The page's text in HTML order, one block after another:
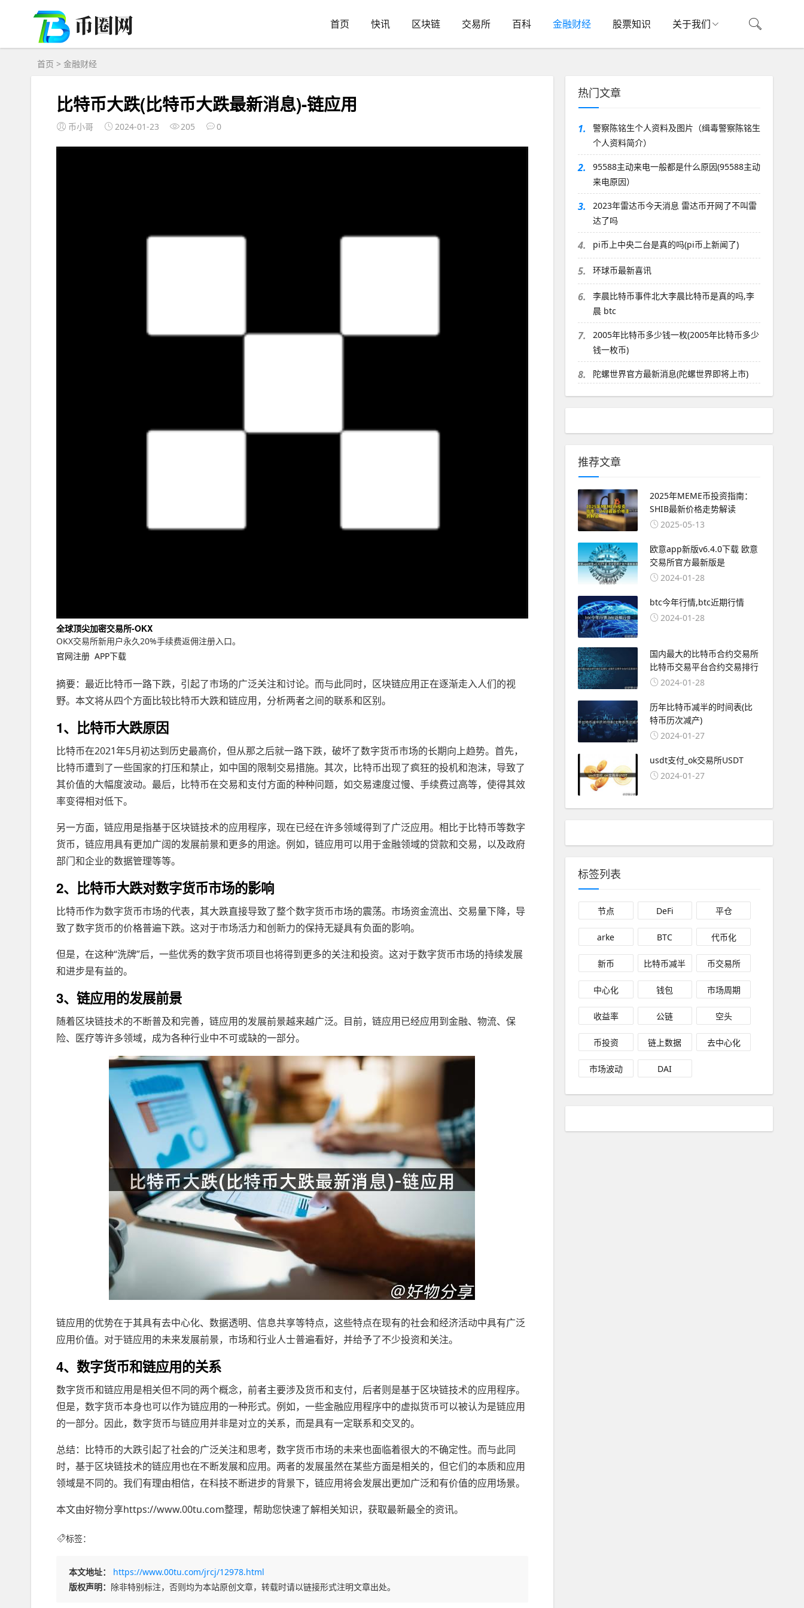
首页 快讯 区块链 交易所 百科 金融财经 股票知识 关于我们
首页 > 金融财经
比特币大跌(比特币大跌最新消息)-链应用
币小哥 2024-01-23 205 0
全球顶尖加密交易所-OKX
OKX交易所新用户永久20%手续费返佣注册入口。
官网注册 APP下载
摘要：最近比特币一路下跌，引起了市场的广泛关注和讨论。而与此同时，区块链应用正在逐渐走入人们的视
野。本文将从四个方面比较比特币大跌和链应用，分析两者之间的联系和区别。
1、比特币大跌原因
比特币在2021年5月初达到历史最高价，但从那之后就一路下跌，破坏了数字货币市场的长期向上趋势。首先，
比特币遭到了一些国家的打压和禁止，如中国的限制交易措施。其次，比特币出现了疯狂的投机和泡沫，导致了
其价值的大幅度波动。最后，比特币在交易和支付方面的种种问题，如交易速度过慢、手续费过高等，使得其效
率变得相对低下。
另一方面，链应用是指基于区块链技术的应用程序，现在已经在许多领域得到了广泛应用。相比于比特币等数字
货币，链应用具有更加广阔的发展前景和更多的用途。例如，链应用可以用于金融领域的贷款和交易，以及政府
部门和企业的数据管理等等。
2、比特币大跌对数字货币市场的影响
比特币作为数字货币市场的代表，其大跌直接导致了整个数字货币市场的震荡。市场资金流出、交易量下降，导
致了数字货币的价格普遍下跌。这对于市场活力和创新力的保持无疑具有负面的影响。
但是，在这种“洗牌”后，一些优秀的数字货币项目也将得到更多的关注和投资。这对于数字货币市场的持续发展
和进步是有益的。
3、链应用的发展前景
随着区块链技术的不断普及和完善，链应用的发展前景越来越广泛。目前，链应用已经应用到金融、物流、保
险、医疗等许多领域，成为各种行业中不可或缺的一部分。
链应用的优势在于其具有去中心化、数据透明、信息共享等特点，这些特点在现有的社会和经济活动中具有广泛
应用价值。对于链应用的未来发展前景，市场和行业人士普遍看好，并给予了不少投资和关注。
4、数字货币和链应用的关系
数字货币和链应用是相关但不同的两个概念，前者主要涉及货币和支付，后者则是基于区块链技术的应用程序。
但是，数字货币本身也可以作为链应用的一种形式。例如，一些金融应用程序中的虚拟货币可以被认为是链应用
的一部分。因此，数字货币与链应用并非是对立的关系，而是具有一定联系和交叉的。
总结：比特币的大跌引起了社会的广泛关注和思考，数字货币市场的未来也面临着很大的不确定性。而与此同
时，基于区块链技术的链应用也在不断发展和应用。两者的发展虽然在某些方面是相关的，但它们的本质和应用
领域是不同的。我们有理由相信，在科技不断进步的背景下，链应用将会发展出更加广泛和有价值的应用场景。
本文由好物分享https://www.00tu.com整理，帮助您快速了解相关知识，获取最新最全的资讯。
标签：
本文地址：
https://www.00tu.com/jrcj/12978.html
版权声明： 除非特别标注，否则均为本站原创文章，转载时请以链接形式注明文章出处。
热门文章
1.
警察陈铭生个人资料及图片（缉毒警察陈铭生
个人资料简介）
2.
95588主动来电一般都是什么原因(95588主动
来电原因）
3.
2023年雷达币今天消息 雷达币开网了不叫雷
达了吗
4. pi币上中央二台是真的吗(pi币上新闻了)
5. 环球币最新喜讯
6.
李晨比特币事件北大李晨比特币是真的吗,李
晨 btc
7.
2005年比特币多少钱一枚(2005年比特币多少
钱一枚币)
8. 陀螺世界官方最新消息(陀螺世界即将上市)
推荐文章
2025年MEME币投资指南：
SHIB最新价格走势解读
2025-05-13
欧意app新版v6.4.0下载 欧意
交易所官方最新版是
2024-01-28
btc今年行情,btc近期行情
2024-01-28
国内最大的比特币合约交易所
比特币交易平台合约交易排行
2024-01-28
历年比特币减半的时间表(比
特币历次减产)
2024-01-27
usdt支付_ok交易所USDT
2024-01-27
标签列表
节点 DeFi 平仓
arke BTC 代币化
新币 比特币减半 币交易所
中心化 钱包 市场周期
收益率 公链 空头
币投资 链上数据 去中心化
市场波动 DAI